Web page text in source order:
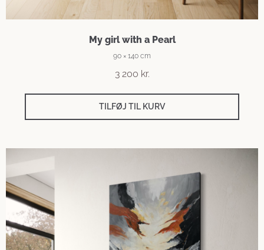
My girl with a Pearl
90 × 140 cm
3 200 kr.
TILFØJ TIL KURV